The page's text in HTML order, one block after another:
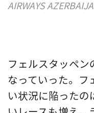
ル・ルクレール／
フェルスタッペン
なっていった。フ
い状況に陥ったの